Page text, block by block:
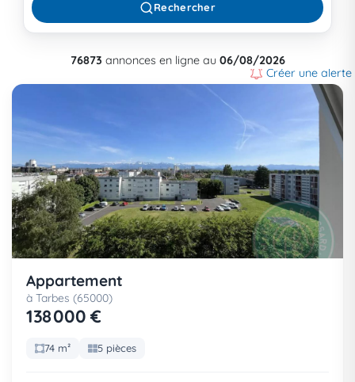
Rechercher
76873 annonces en ligne au 06/08/2026
Créer une alerte
Appartement
à Tarbes (65000)
138 000 €
74 m² 5 pièces